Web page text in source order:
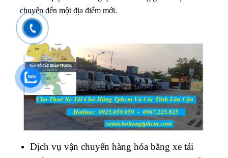
Dịch vụ vận chuyển hàng hóa bằng xe tải
nhỏ, lớn, thùng bạc và thùng kín, Xe bán tải
chuyển nhà
Cho thuê xe tải chở hàng từ 1 tấn, 1.2 tấn,
1.4 tấn, 1.5 tấn, 1.8 tấn, 2 tấn, 2.2 tấn, 2.5
tấn, 3 tấn, 3.5 tấn, 5 tấn, 6 tấn, 7 tấn, 8 tấn, 9
tấn, 10 tấn, 12 tấn, 15 tấn, 20 tấn đến 33 tấn
Xe tải chở thuê, xe tải chở hàng, xe tải
chuyển nhà, xe tải chuyển văn phòng, taxi